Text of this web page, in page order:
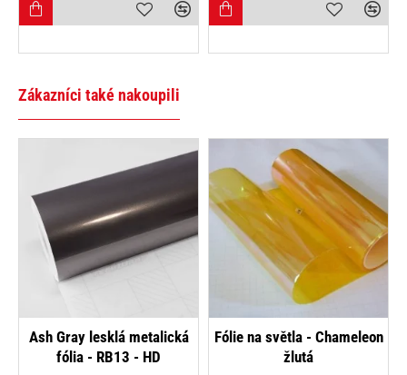
Zákazníci také nakoupili
Ash Gray lesklá metalická
fólia - RB13 - HD
Fólie na světla - Chameleon
žlutá